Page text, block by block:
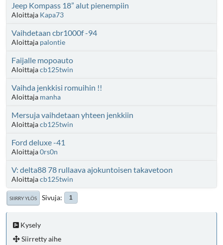
Jeep Kompass 18” alut pienempiin
Aloittaja Kapa73
Vaihdetaan cbr1000f -94
Aloittaja palontie
Faijalle mopoauto
Aloittajacb125twin
Vaihda jenkkisi romuihin !!
Aloittaja manha
Mersuja vaihdetaan yhteen jenkkiin
Aloittajacb125twin
Ford deluxe -41
Aloittaja0rs0n
V: delta88 78 rullaava ajokuntoisen takavetoon
Aloittajacb125twin
SIIRRY YLÖS Sivuja 1
Kysely
Siirretty aihe